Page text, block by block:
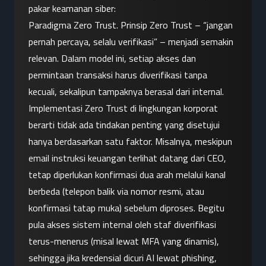
pakar keamanan siber:
Paradigma Zero Trust. Prinsip Zero Trust – “jangan
pernah percaya, selalu verifikasi” – menjadi semakin
relevan. Dalam model ini, setiap akses dan
permintaan transaksi harus diverifikasi tanpa
kecuali, sekalipun tampaknya berasal dari internal.
Implementasi Zero Trust di lingkungan korporat
berarti tidak ada tindakan penting yang disetujui
hanya berdasarkan satu faktor. Misalnya, meskipun
email instruksi keuangan terlihat datang dari CEO,
tetap diperlukan konfirmasi dua arah melalui kanal
berbeda (telepon balik via nomor resmi, atau
konfirmasi tatap muka) sebelum diproses. Begitu
pula akses sistem internal oleh staf diverifikasi
terus-menerus (misal lewat MFA yang dinamis),
sehingga jika kredensial dicuri AI lewat phishing,